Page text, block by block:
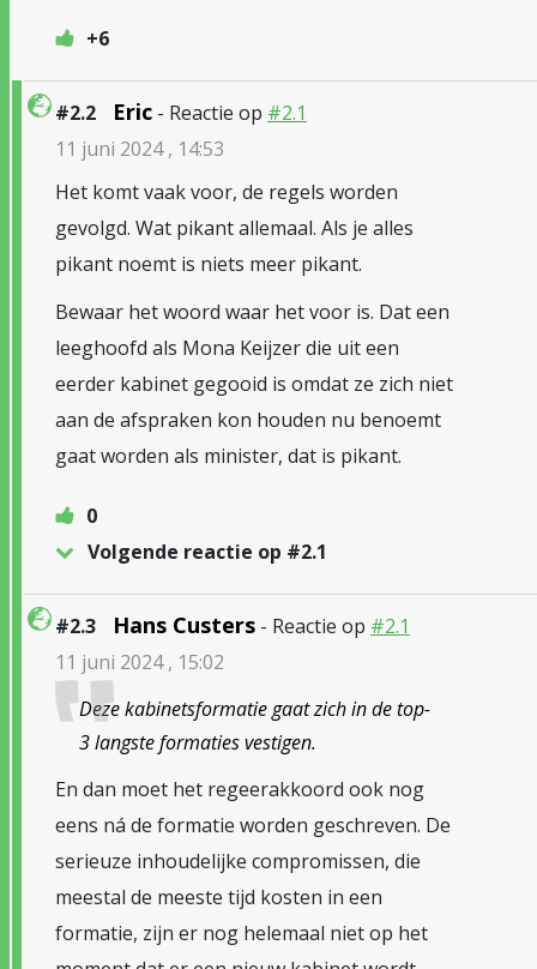
+6
#2.2 Eric - Reactie op #2.1
11 juni 2024 , 14:53
Het komt vaak voor, de regels worden
gevolgd. Wat pikant allemaal. Als je alles
pikant noemt is niets meer pikant.
Bewaar het woord waar het voor is. Dat een
leeghoofd als Mona Keijzer die uit een
eerder kabinet gegooid is omdat ze zich niet
aan de afspraken kon houden nu benoemt
gaat worden als minister, dat is pikant.
0
Volgende reactie op #2.1
#2.3 Hans Custers - Reactie op #2.1
11 juni 2024 , 15:02
Deze kabinetsformatie gaat zich in de top-
3 langste formaties vestigen.
En dan moet het regeerakkoord ook nog
eens ná de formatie worden geschreven. De
serieuze inhoudelijke compromissen, die
meestal de meeste tijd kosten in een
formatie, zijn er nog helemaal niet op het